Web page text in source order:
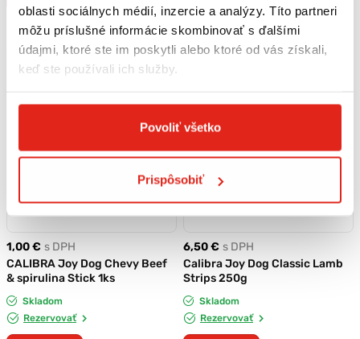
oblasti sociálnych médií, inzercie a analýzy. Títo partneri
môžu príslušné informácie skombinovať s ďalšími
údajmi, ktoré ste im poskytli alebo ktoré od vás získali,
keď ste používali ich služby.
Povoliť všetko
Prispôsobiť
1,00 € s DPH
CALIBRA Joy Dog Chevy Beef
& spirulina Stick 1ks
Skladom
Rezervovať
6,50 € s DPH
Calibra Joy Dog Classic Lamb
Strips 250g
Skladom
Rezervovať